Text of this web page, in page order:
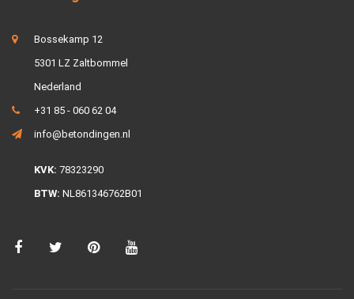
Bossekamp 12
5301 LZ Zaltbommel
Nederland
+31 85 - 060 62 04
info@betondingen.nl
KVK: 78323290
BTW: NL861346762B01